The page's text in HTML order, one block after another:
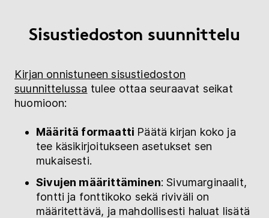
Sisustiedoston suunnittelu
Kirjan onnistuneen sisustiedoston
suunnittelussa tulee ottaa seuraavat seikat
huomioon:
Määritä formaatti Päätä kirjan koko ja
tee käsikirjoitukseen asetukset sen
mukaisesti.
Sivujen määrittäminen: Sivumarginaalit,
fontti ja fonttikoko sekä riviväli on
määritettävä, ja mahdollisesti haluat lisätä